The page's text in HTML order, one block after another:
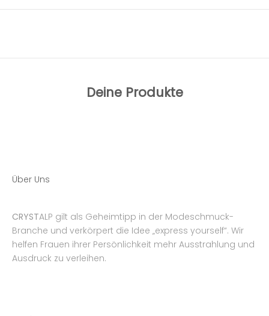
Deine Produkte
Über Uns
CRYSTALP gilt als Geheimtipp in der Modeschmuck-
Branche und verkörpert die Idee „express yourself“. Wir
helfen Frauen ihrer Persönlichkeit mehr Ausstrahlung und
Ausdruck zu verleihen.